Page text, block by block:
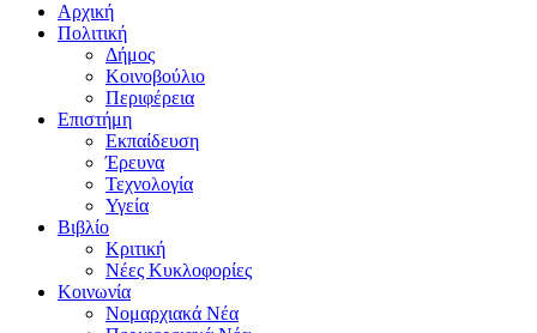
Αρχική
Πολιτική
Δήμος
Κοινοβούλιο
Περιφέρεια
Επιστήμη
Εκπαίδευση
Έρευνα
Τεχνολογία
Υγεία
Βιβλίο
Κριτική
Νέες Κυκλοφορίες
Κοινωνία
Νομαρχιακά Νέα